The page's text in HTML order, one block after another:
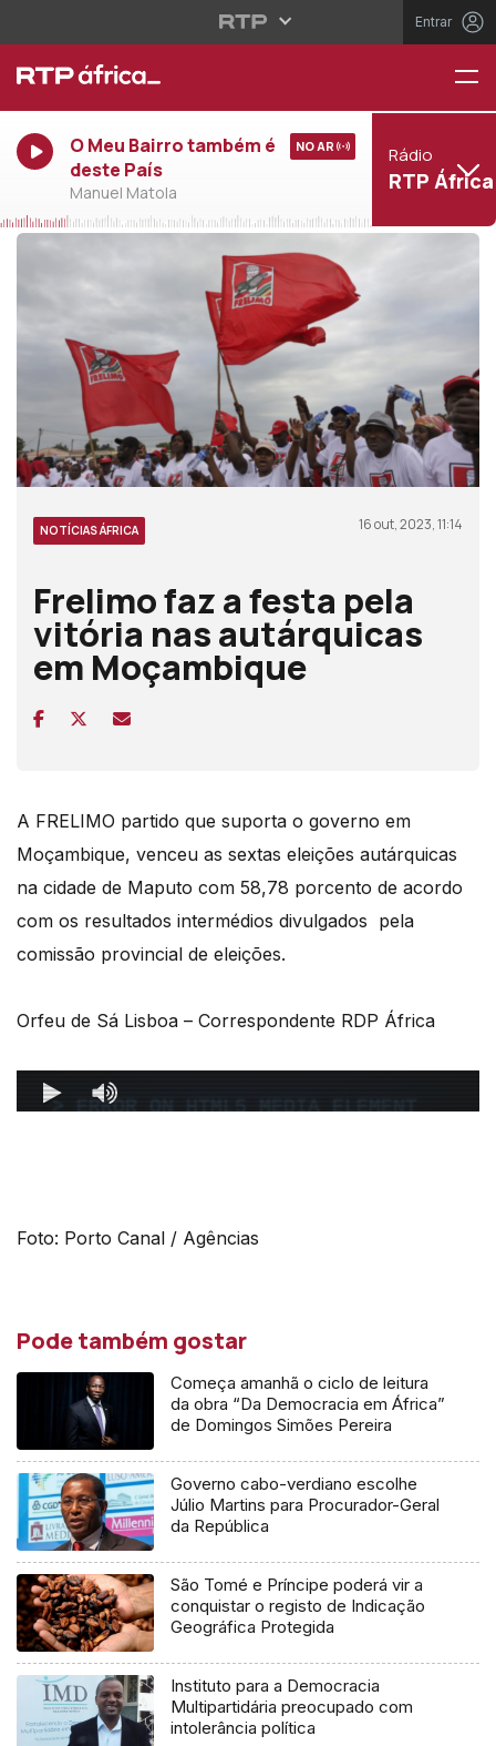
Entrar
O Meu Bairro também é
deste País
Manuel Matola
NO AR Rádio
RTP África
NOTÍCIAS ÁFRICA 16 out, 2023, 11:14
Frelimo faz a festa pela
vitória nas autárquicas
em Moçambique
A FRELIMO partido que suporta o governo em
Moçambique, venceu as sextas eleições autárquicas
na cidade de Maputo com 58,78 porcento de acordo
com os resultados intermédios divulgados pela
comissão provincial de eleições.
Orfeu de Sá Lisboa – Correspondente RDP África
Foto: Porto Canal / Agências
Pode também gostar
Começa amanhã o ciclo de leitura
da obra “Da Democracia em África”
de Domingos Simões Pereira
Governo cabo-verdiano escolhe
Júlio Martins para Procurador-Geral
da República
São Tomé e Príncipe poderá vir a
conquistar o registo de Indicação
Geográfica Protegida
Instituto para a Democracia
Multipartidária preocupado com
intolerância política